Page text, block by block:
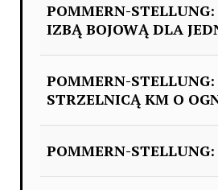
POMMERN-
IZBĄ BOJOWĄ DLA
POMMERN-
STRZELNICĄ KM O
POMMERN-STELLUNG: